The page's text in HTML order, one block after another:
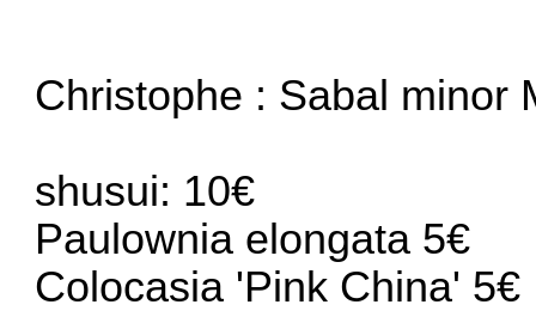
Christophe : Sabal minor
shusui: 10€
Paulownia elongata 5€
Colocasia 'Pink China' 5€